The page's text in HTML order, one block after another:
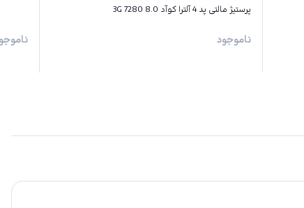
پرستیژ مالتی پد 4 آلترا کوآد 8.0 3G 7280
ناموجود